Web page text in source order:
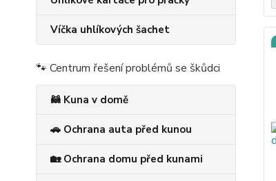
Víčka uhlíkových šachet
🐾 Centrum řešení problémů se škůdci
🦝 Kuna v domě
🚗 Ochrana auta před kunou
🏡 Ochrana domu před kunami